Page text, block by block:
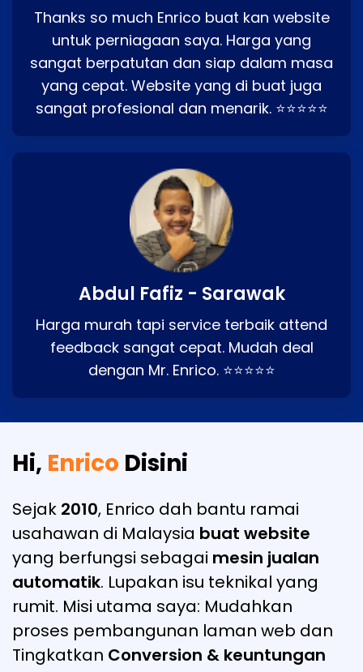
Thanks so much Enrico buat kan website
untuk perniagaan saya. Harga yang
sangat berpatutan dan siap dalam masa
yang cepat. Website yang di buat juga
sangat profesional dan menarik. ⭐⭐⭐⭐⭐
Abdul Fafiz - Sarawak
Harga murah tapi service terbaik attend
feedback sangat cepat. Mudah deal
dengan Mr. Enrico. ⭐⭐⭐⭐⭐
Hi, Enrico Disini
Sejak 2010, Enrico dah bantu ramai
usahawan di Malaysia buat website
yang berfungsi sebagai mesin jualan
automatik. Lupakan isu teknikal yang
rumit. Misi utama saya: Mudahkan
proses pembangunan laman web dan
Tingkatkan Conversion & keuntungan